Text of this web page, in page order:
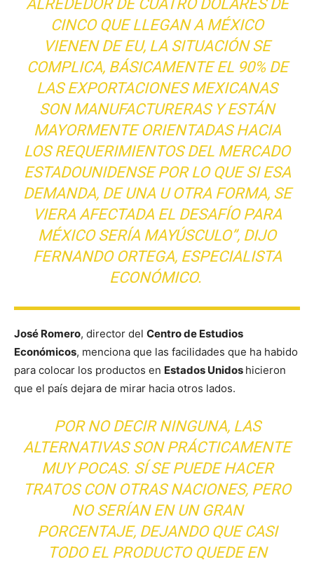
ALREDEDOR DE CUATRO DÓLARES DE
CINCO QUE LLEGAN A MÉXICO
VIENEN DE EU, LA SITUACIÓN SE
COMPLICA, BÁSICAMENTE EL 90% DE
LAS EXPORTACIONES MEXICANAS
SON MANUFACTURERAS Y ESTÁN
MAYORMENTE ORIENTADAS HACIA
LOS REQUERIMIENTOS DEL MERCADO
ESTADOUNIDENSE POR LO QUE SI ESA
DEMANDA, DE UNA U OTRA FORMA, SE
VIERA AFECTADA EL DESAFÍO PARA
MÉXICO SERÍA MAYÚSCULO”, DIJO
FERNANDO ORTEGA, ESPECIALISTA
ECONÓMICO.
José Romero, director del Centro de Estudios
Económicos, menciona que las facilidades que ha habido
para colocar los productos en Estados Unidos hicieron
que el país dejara de mirar hacia otros lados.
POR NO DECIR NINGUNA, LAS
ALTERNATIVAS SON PRÁCTICAMENTE
MUY POCAS. SÍ SE PUEDE HACER
TRATOS CON OTRAS NACIONES, PERO
NO SERÍAN EN UN GRAN
PORCENTAJE, DEJANDO QUE CASI
TODO EL PRODUCTO QUEDE EN